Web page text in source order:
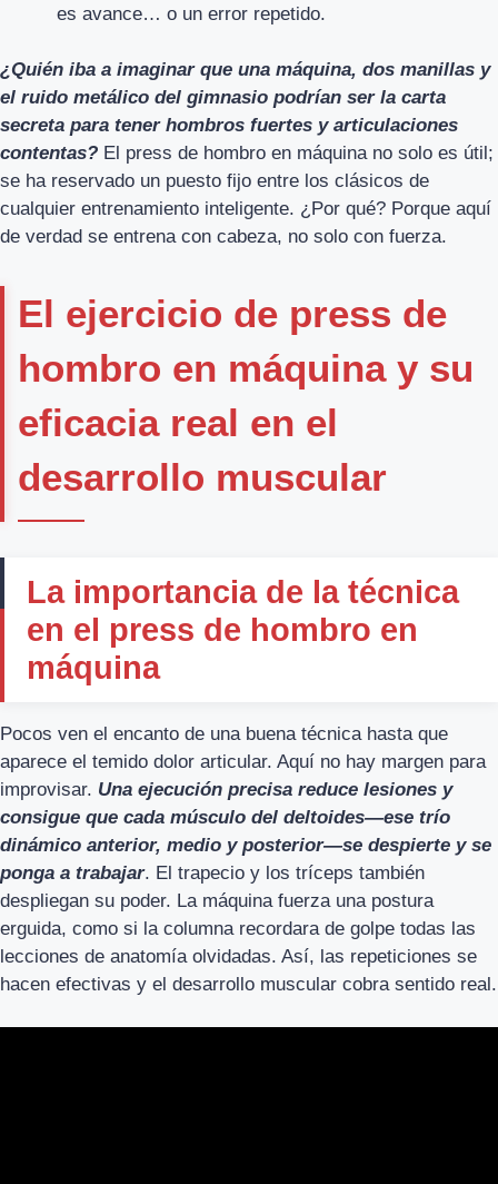
es avance… o un error repetido.
¿Quién iba a imaginar que una máquina, dos manillas y
el ruido metálico del gimnasio podrían ser la carta
secreta para tener hombros fuertes y articulaciones
contentas? El press de hombro en máquina no solo es útil;
se ha reservado un puesto fijo entre los clásicos de
cualquier entrenamiento inteligente. ¿Por qué? Porque aquí
de verdad se entrena con cabeza, no solo con fuerza.
El ejercicio de press de
hombro en máquina y su
eficacia real en el
desarrollo muscular
La importancia de la técnica
en el press de hombro en
máquina
Pocos ven el encanto de una buena técnica hasta que
aparece el temido dolor articular. Aquí no hay margen para
improvisar. Una ejecución precisa reduce lesiones y
consigue que cada músculo del deltoides—ese trío
dinámico anterior, medio y posterior—se despierte y se
ponga a trabajar. El trapecio y los tríceps también
despliegan su poder. La máquina fuerza una postura
erguida, como si la columna recordara de golpe todas las
lecciones de anatomía olvidadas. Así, las repeticiones se
hacen efectivas y el desarrollo muscular cobra sentido real.